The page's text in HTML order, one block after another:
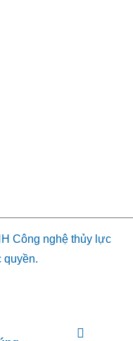
Công nghệ thủy lực
quyền.